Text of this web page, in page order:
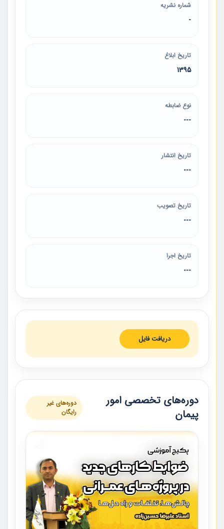
شماره نشریه
-
تاریخ ابلاغ
1395
نوع ضابطه
---
تاریخ انتشار
---
تاریخ تصویب
---
تاریخ اجرا
---
دریافت فایل
دوره‌های تخصصی امور
پیمان
دوره‌های غیر
رایگان